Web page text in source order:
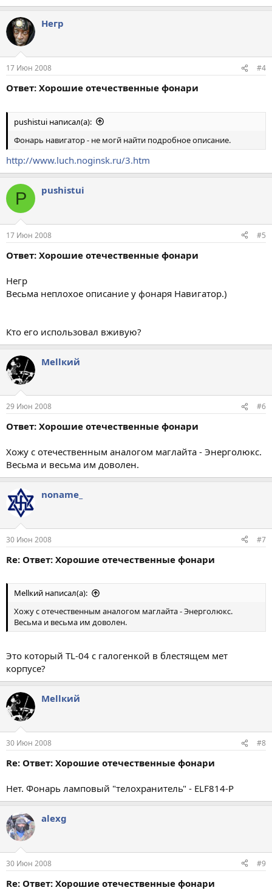
Негр
17 Июн 2008 #4
Ответ: Хорошие отечественные фонари
pushistui написал(а):
Фонарь навигатор - не могй найти подробное описание.
http://www.luch.noginsk.ru/3.htm
P pushistui
17 Июн 2008 #5
Ответ: Хорошие отечественные фонари
Негр
Весьма неплохое описание у фонаря Навигатор.)
Кто его использовал вживую?
Меllкий
29 Июн 2008 #6
Ответ: Хорошие отечественные фонари
Хожу с отечественным аналогом маглайта - Энерголюкс.
Весьма и весьма им доволен.
noname_
30 Июн 2008 #7
Re: Ответ: Хорошие отечественные фонари
Меllкий написал(а):
Хожу с отечественным аналогом маглайта - Энерголюкс.
Весьма и весьма им доволен.
Это который TL-04 с галогенкой в блестящем мет
корпусе?
Меllкий
30 Июн 2008 #8
Re: Ответ: Хорошие отечественные фонари
Нет. Фонарь ламповый "телохранитель" - ELF814-Р
alexg
30 Июн 2008 #9
Re: Ответ: Хорошие отечественные фонари